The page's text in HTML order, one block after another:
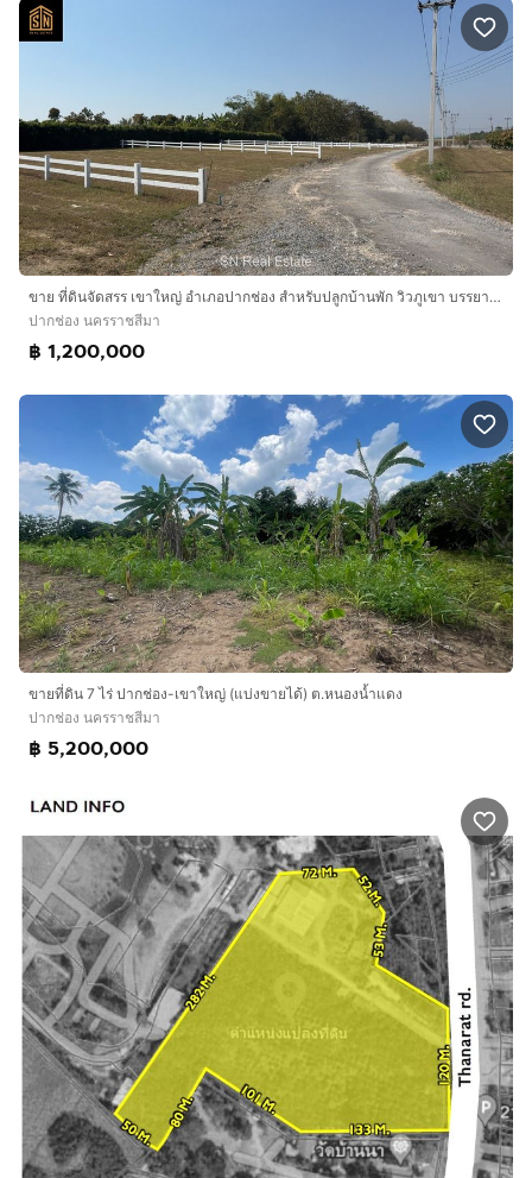
ขาย ที่ดินจัดสรร เขาใหญ่ อำเภอปากช่อง สำหรับปลูกบ้านพัก วิวภูเขา บรรยากาศดี
ปากช่อง นครราชสีมา
฿ 1,200,000
ขายที่ดิน 7 ไร่ ปากช่อง-เขาใหญ่ (แบ่งขายได้) ต.หนองน้ำแดง
ปากช่อง นครราชสีมา
฿ 5,200,000